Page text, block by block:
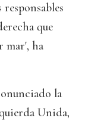
que
mar', ha
la
Unida,